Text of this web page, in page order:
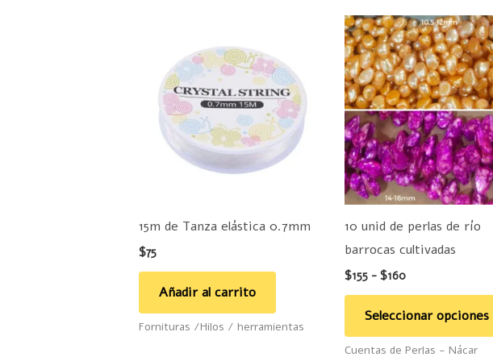
15m de Tanza elástica 0.7mm
$75
Añadir al carrito
Fornituras /Hilos / herramientas
10 unid de perlas de río
barrocas cultivadas
$155 - $160
Rango
de
precios:
desde
$155
hasta
$160
Seleccionar opciones
Cuentas de Perlas - Nácar